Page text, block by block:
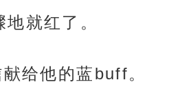
就红了。
给他的蓝buff。